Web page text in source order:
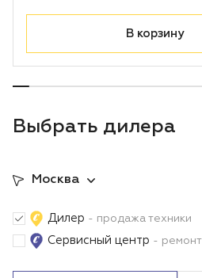
В корзину
Выбрать дилера
Москва
Дилер - продажа техники
Сервисный центр - ремонт